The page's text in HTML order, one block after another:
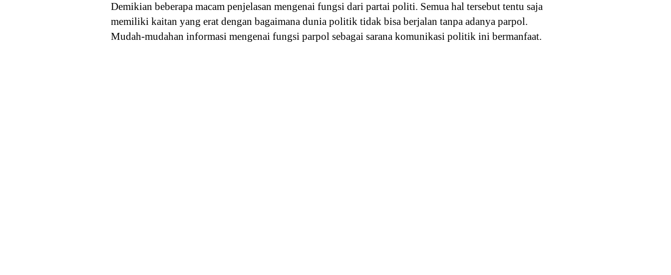
Demikian beberapa macam penjelasan mengenai fungsi dari partai politi. Semua hal tersebut tentu saja
memiliki kaitan yang erat dengan bagaimana dunia politik tidak bisa berjalan tanpa adanya parpol.
Mudah-mudahan informasi mengenai fungsi parpol sebagai sarana komunikasi politik ini bermanfaat.